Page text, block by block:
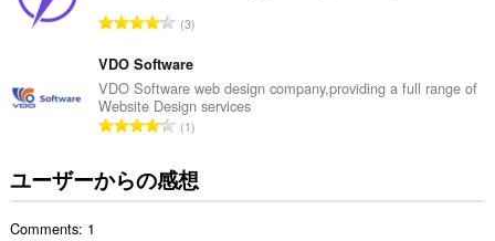
：
評
の
総
数
：
3
VDO Software
VDO Software web design company,providing a full range of
Website Design services
評
の
総
1
ユーザーからの感想
Comments: 1